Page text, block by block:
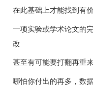
在此基础上才能找到有
一项实验或学术论文的
改
甚至有可能要打翻再重
哪怕你付出的再多，数